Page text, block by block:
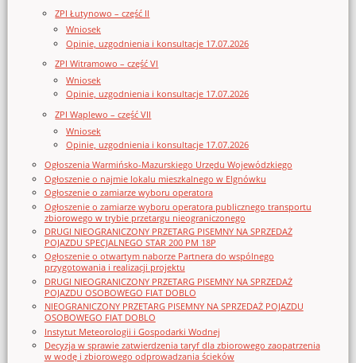
ZPI Łutynowo – część II
Wniosek
Opinie, uzgodnienia i konsultacje 17.07.2026
ZPI Witramowo – część VI
Wniosek
Opinie, uzgodnienia i konsultacje 17.07.2026
ZPI Waplewo – część VII
Wniosek
Opinie, uzgodnienia i konsultacje 17.07.2026
Ogłoszenia Warmińsko-Mazurskiego Urzędu Wojewódzkiego
Ogłoszenie o najmie lokalu mieszkalnego w Elgnówku
Ogłoszenie o zamiarze wyboru operatora
Ogłoszenie o zamiarze wyboru operatora publicznego transportu
zbiorowego w trybie przetargu nieograniczonego
DRUGI NIEOGRANICZONY PRZETARG PISEMNY NA SPRZEDAŻ
POJAZDU SPECJALNEGO STAR 200 PM 18P
Ogłoszenie o otwartym naborze Partnera do wspólnego
przygotowania i realizacji projektu
DRUGI NIEOGRANICZONY PRZETARG PISEMNY NA SPRZEDAŻ
POJAZDU OSOBOWEGO FIAT DOBLO
NIEOGRANICZONY PRZETARG PISEMNY NA SPRZEDAŻ POJAZDU
OSOBOWEGO FIAT DOBLO
Instytut Meteorologii i Gospodarki Wodnej
Decyzja w sprawie zatwierdzenia taryf dla zbiorowego zaopatrzenia
w wodę i zbiorowego odprowadzania ścieków